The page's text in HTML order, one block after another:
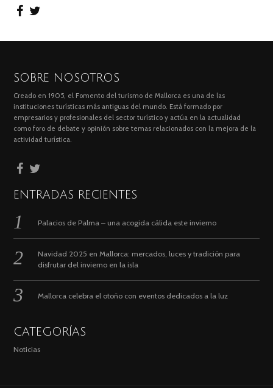
SOBRE NOSOTROS
Creado en 1905, el Fomento del turismo de Mallorca es una de las
instituciones turísticas más antiguas del mundo. Está formado por
empresarios y profesionales del sector turístico y actúa en la actualidad
como foro de debate y opinión sobre temas relacionados con la mejora de la
actividad turística.
ENTRADAS RECIENTES
Palacios de Palma – una acogida cálida este invierno
Navidad 2025 en Mallorca: mercados, luces y tradición para
disfrutar del invierno en la isla
Mallorca celebra el otoño con eventos dedicados a la luz
CATEGORÍAS
Noticias